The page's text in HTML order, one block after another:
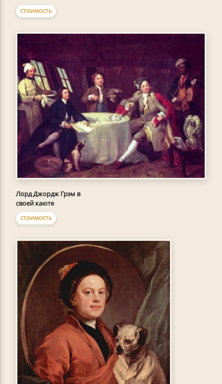
СТОИМОСТЬ
Лорд Джордж Грэм в
своей каюте
СТОИМОСТЬ